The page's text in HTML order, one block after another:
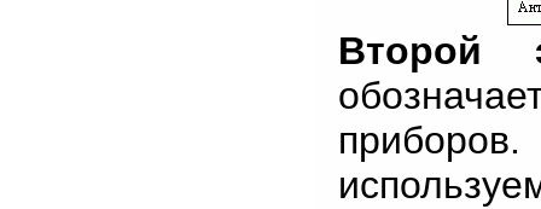
Второй